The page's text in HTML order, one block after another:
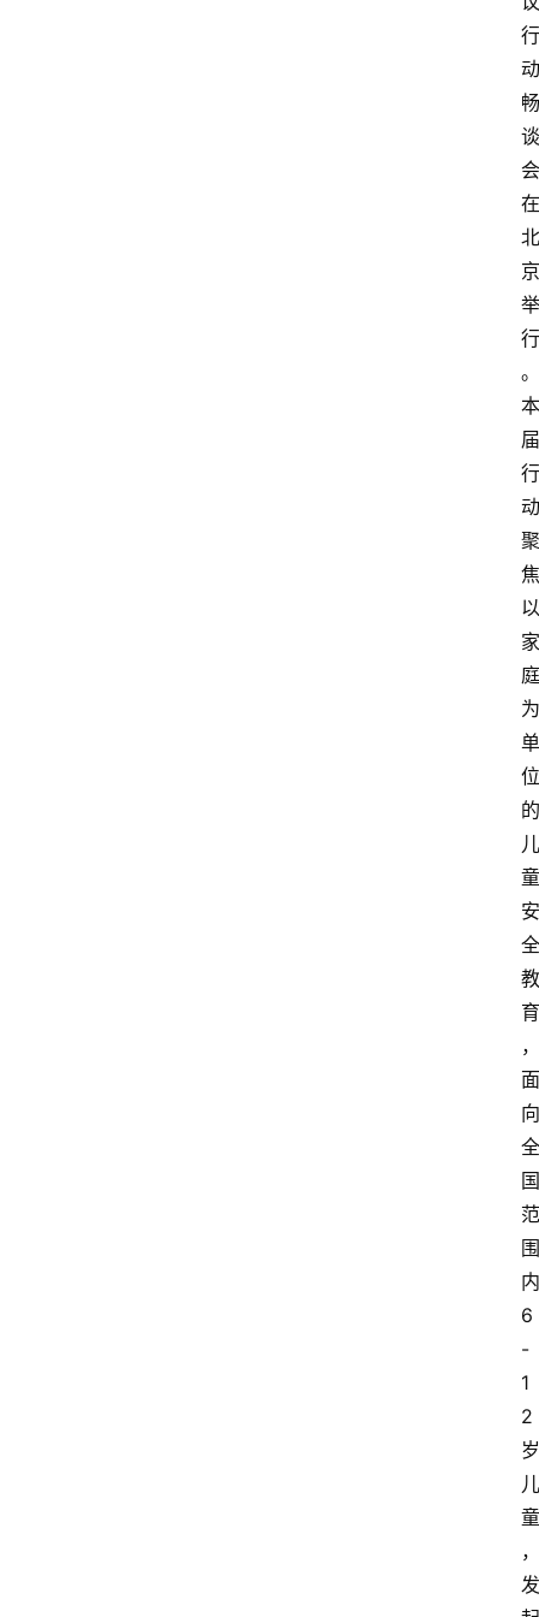
行
动
畅
谈
会
在
北
京
举
行
。
本
届
行
动
聚
焦
以
家
庭
为
单
位
的
儿
童
安
全
教
育
，
面
向
全
国
范
围
内
6
-
1
2
岁
儿
童
，
发